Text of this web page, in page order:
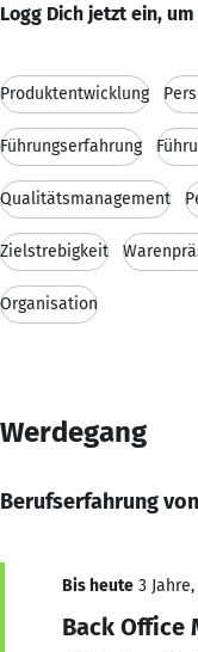
Logg Dich jetzt ein,
Produktentwicklung
Führungserfahrung
Qualitätsmanagement
Zielstrebigkeit
Organisation
Werdegang
Berufserfahrung
Bis heute 3
Back Office